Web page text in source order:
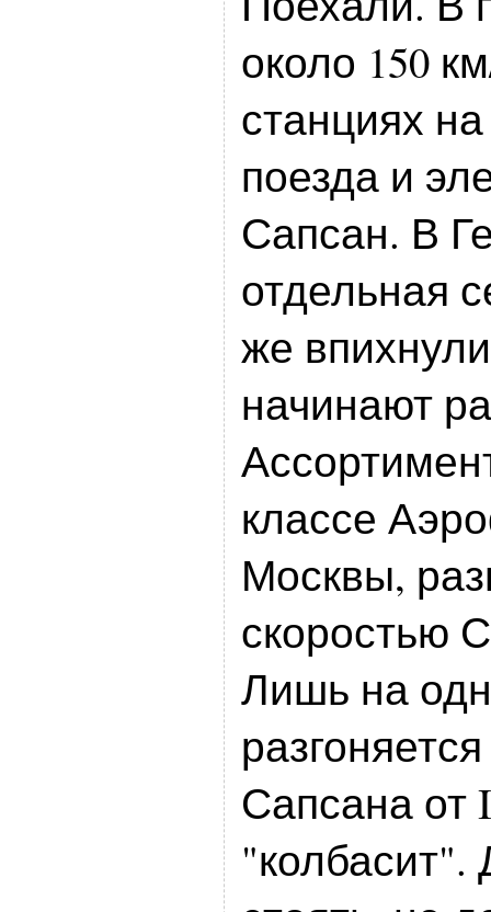
около 150
станциях
поезда и
Сапсан. В
отдельная
же
начинают
классе
Москвы,
скоростью
Лишь на
Сапсана от